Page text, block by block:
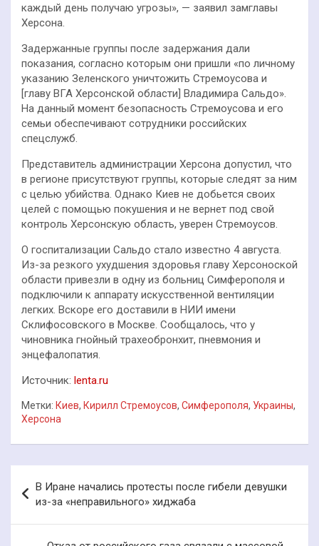
каждый день получаю угрозы», — заявил замглавы
Херсона.
Задержанные группы после задержания дали
показания, согласно которым они пришли «по личному
указанию Зеленского уничтожить Стремоусова и
[главу ВГА Херсонской области] Владимира Сальдо».
На данный момент безопасность Стремоусова и его
семьи обеспечивают сотрудники российских
спецслужб.
Представитель администрации Херсона допустил, что
в регионе присутствуют группы, которые следят за ним
с целью убийства. Однако Киев не добьется своих
целей с помощью покушения и не вернет под свой
контроль Херсонскую область, уверен Стремоусов.
О госпитализации Сальдо стало известно 4 августа.
Из-за резкого ухудшения здоровья главу Херсоноской
области привезли в одну из больниц Симферополя и
подключили к аппарату искусственной вентиляции
легких. Вскоре его доставили в НИИ имени
Склифосовского в Москве. Сообщалось, что у
чиновника гнойный трахеобронхит, пневмония и
энцефалопатия.
Источник: lenta.ru
Метки: Киев, Кирилл Стремоусов, Симферополя, Украины,
Херсона
по
записям
В Иране начались протесты после гибели девушки
из-за «неправильного» хиджаба